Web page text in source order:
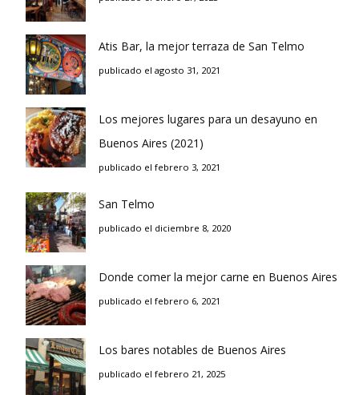
Atis Bar, la mejor terraza de San Telmo
publicado el agosto 31, 2021
Los mejores lugares para un desayuno en
Buenos Aires (2021)
publicado el febrero 3, 2021
San Telmo
publicado el diciembre 8, 2020
Donde comer la mejor carne en Buenos Aires
publicado el febrero 6, 2021
Los bares notables de Buenos Aires
publicado el febrero 21, 2025